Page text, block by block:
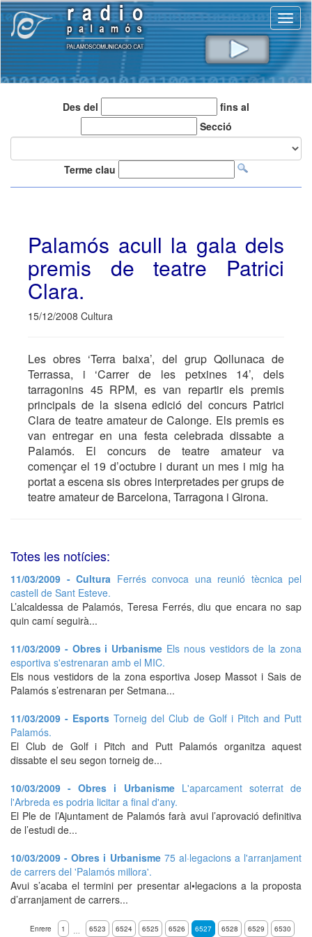
Des del
fins al
Secció
Terme clau
Palamós acull la gala dels
premis de teatre Patrici
Clara.
15/12/2008 Cultura
Les obres ‘Terra baixa’, del grup Qollunaca de
Terrassa, i ‘Carrer de les petxines 14’, dels
tarragonins 45 RPM, es van repartir els premis
principals de la sisena edició del concurs Patrici
Clara de teatre amateur de Calonge. Els premis es
van entregar en una festa celebrada dissabte a
Palamós. El concurs de teatre amateur va
començar el 19 d’octubre i durant un mes i mig ha
portat a escena sis obres interpretades per grups de
teatre amateur de Barcelona, Tarragona i Girona.
Totes les notícies:
11/03/2009 - Cultura Ferrés convoca una reunió tècnica pel
castell de Sant Esteve.
L’alcaldessa de Palamós, Teresa Ferrés, diu que encara no sap
quin camí seguirà...
11/03/2009 - Obres i Urbanisme Els nous vestidors de la zona
esportiva s'estrenaran amb el MIC.
Els nous vestidors de la zona esportiva Josep Massot i Sais de
Palamós s’estrenaran per Setmana...
11/03/2009 - EsportsTorneig del Club de Golf i Pitch and Putt
Palamós.
El Club de Golf i Pitch and Putt Palamós organitza aquest
dissabte el seu segon torneig de...
10/03/2009 - Obres i Urbanisme L'aparcament soterrat de
l'Arbreda es podria licitar a final d'any.
El Ple de l’Ajuntament de Palamós farà avui l’aprovació definitiva
de l’estudi de...
10/03/2009 - Obres i Urbanisme 75 al·legacions a l'arranjament
de carrers del 'Palamós millora'.
Avui s’acaba el termini per presentar al•legacions a la proposta
d’arranjament de carrers...
Enrere 1 … 6523 6524 6525 6526 6527 6528 6529 6530